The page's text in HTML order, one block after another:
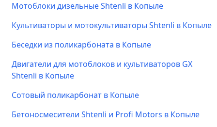
Мотоблоки дизельные Shtenli в Копыле
Культиваторы и мотокультиваторы Shtenli в Копыле
Беседки из поликарбоната в Копыле
Двигатели для мотоблоков и культиваторов GX
Shtenli в Копыле
Сотовый поликарбонат в Копыле
Бетоносмесители Shtenli и Profi Motors в Копыле